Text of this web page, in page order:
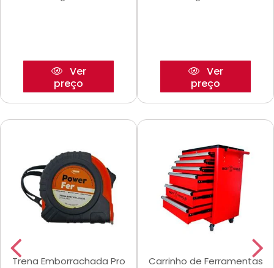
Ver
preço
Ver
preço
Trena Emborrachada Pro
Carrinho de Ferramentas